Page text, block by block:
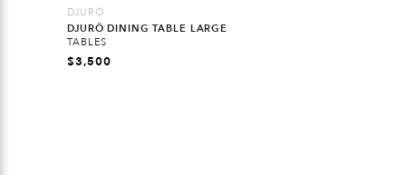
DJURÖ
DJURÖ DINING TABLE LARGE
TABLES
$3,500